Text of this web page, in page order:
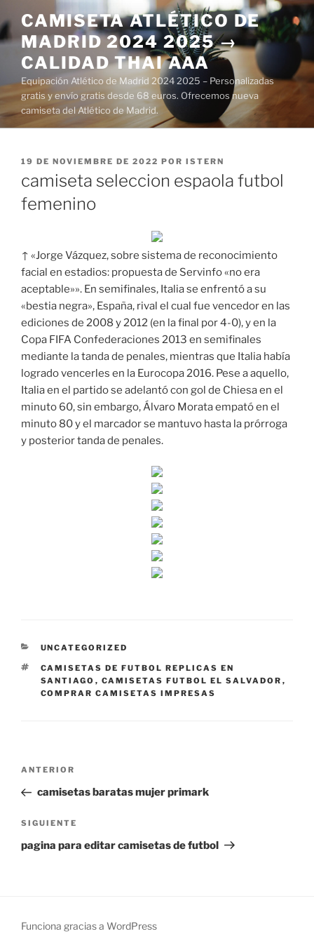
al
contenido
CAMISETA ATLÉTICO DE
MADRID 2024 2025 →
CALIDAD THAI AAA
Equipación Atlético de Madrid 2024 2025 – Personalizadas
gratis y envío gratis desde 68 euros. Ofrecemos nueva
camiseta del Atlético de Madrid.
PUBLICADO
19 DE NOVIEMBRE DE 2022 POR ISTERN
camiseta seleccion espaola futbol
femenino
↑ «Jorge Vázquez, sobre sistema de reconocimiento
facial en estadios: propuesta de Servinfo «no era
aceptable»». En semifinales, Italia se enfrentó a su
«bestia negra», España, rival el cual fue vencedor en las
ediciones de 2008 y 2012 (en la final por 4-0), y en la
Copa FIFA Confederaciones 2013 en semifinales
mediante la tanda de penales, mientras que Italia había
logrado vencerles en la Eurocopa 2016. Pese a aquello,
Italia en el partido se adelantó con gol de Chiesa en el
minuto 60, sin embargo, Álvaro Morata empató en el
minuto 80 y el marcador se mantuvo hasta la prórroga
y posterior tanda de penales.
CATEGORÍAS
UNCATEGORIZED
ETIQUETAS
CAMISETAS DE FUTBOL REPLICAS EN
SANTIAGO , CAMISETAS FUTBOL EL SALVADOR ,
COMPRAR CAMISETAS IMPRESAS
Navegación
entradas
Entrada
anterior:
ANTERIOR
camisetas baratas mujer primark
Siguiente
entrada
SIGUIENTE
pagina para editar camisetas de futbol
Funciona gracias a WordPress